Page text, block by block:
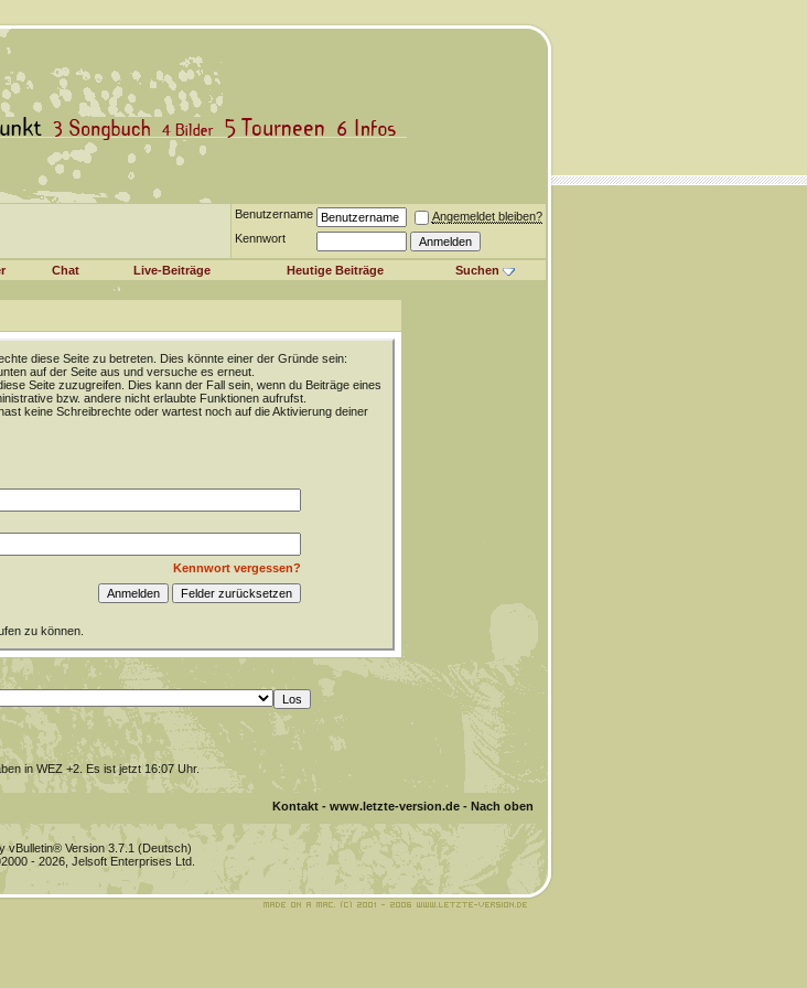
Benutzername
Angemeldet bleiben?
Kennwort
Chat Live-Beiträge Heutige Beiträge Suchen
diese Seite zu betreten. Dies könnte einer der Gründe sein:
auf der Seite aus und versuche es erneut.
Seite zuzugreifen. Dies kann der Fall sein, wenn du Beiträge eines
bzw. andere nicht erlaubte Funktionen aufrufst.
keine Schreibrechte oder wartest noch auf die Aktivierung deiner
Kennwort vergessen?
zu können.
in WEZ +2. Es ist jetzt16:07Uhr.
Kontakt- www.letzte-version.de- Nach oben
vBulletin® Version 3.7.1 (Deutsch)
- 2026, Jelsoft Enterprises Ltd.